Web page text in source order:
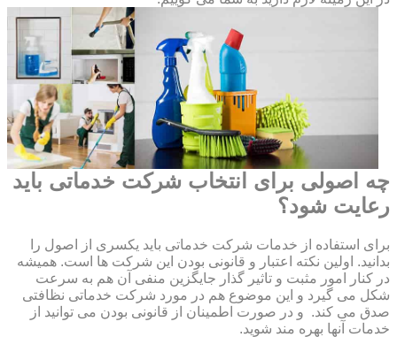
چه اصولی برای انتخاب شرکت خدماتی باید
رعایت شود؟
برای استفاده از خدمات شرکت خدماتی باید یکسری از اصول را
بدانید. اولین نکته اعتبار و قانونی بودن این شرکت ها است. همیشه
در کنار امور مثبت و تاثیر گذار جایگزین منفی آن هم به سرعت
شکل می گیرد و این موضوع هم در مورد شرکت خدماتی نظافتی
صدق می کند. و در صورت اطمینان از قانونی بودن می توانید از
خدمات آنها بهره مند شوید.